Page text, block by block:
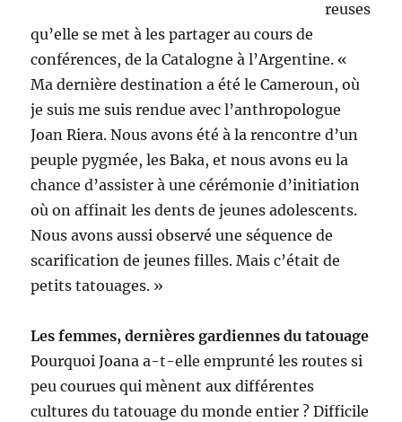
reuses
qu’elle se met à les partager au cours de
conférences, de la Catalogne à l’Argentine. «
Ma dernière destination a été le Cameroun, où
je suis me suis rendue avec l’anthropologue
Joan Riera. Nous avons été à la rencontre d’un
peuple pygmée, les Baka, et nous avons eu la
chance d’assister à une cérémonie d’initiation
où on affinait les dents de jeunes adolescents.
Nous avons aussi observé une séquence de
scarification de jeunes filles. Mais c’était de
petits tatouages. »
Les femmes, dernières gardiennes du tatouage
Pourquoi Joana a-t-elle emprunté les routes si
peu courues qui mènent aux différentes
cultures du tatouage du monde entier ? Difficile